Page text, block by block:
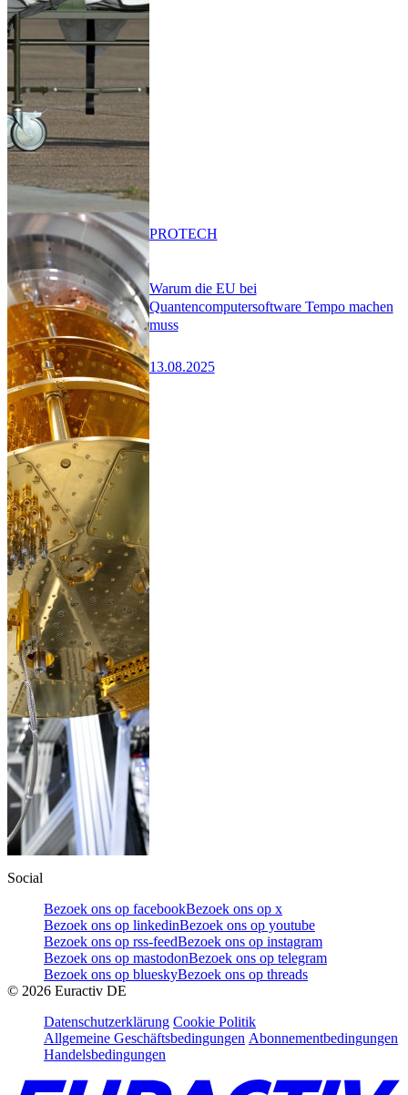
Warum die EU bei
Quantencomputersoftware Tempo machen
muss
13.08.2025
PROTECH
Social
Bezoek ons op facebookBezoek ons op x
Bezoek ons op linkedinBezoek ons op youtube
Bezoek ons op rss-feedBezoek ons op instagram
Bezoek ons op mastodonBezoek ons op telegram
Bezoek ons op blueskyBezoek ons op threads
© 2026 Euractiv DE
Datenschutzerklärung Cookie Politik
Allgemeine Geschäftsbedingungen Abonnementbedingungen
Handelsbedingungen